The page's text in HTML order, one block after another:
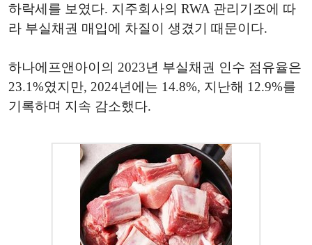
하락세를 보였다. 지주회사의 RWA 관리기조에 따
라 부실채권 매입에 차질이 생겼기 때문이다.
하나에프앤아이의 2023년 부실채권 인수 점유율은
23.1%였지만, 2024년에는 14.8%, 지난해 12.9%를
기록하며 지속 감소했다.